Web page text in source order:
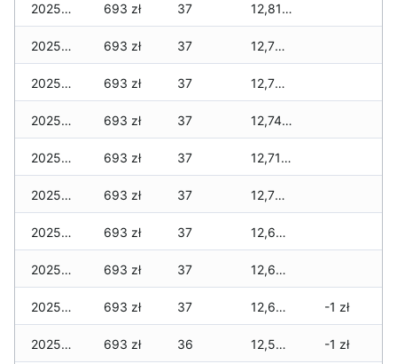
2025-11-29 693 zł 37 12,810 zł
2025-11-28 693 zł 37 12,768 zł
2025-11-27 693 zł 37 12,761 zł
2025-11-26 693 zł 37 12,740 zł
2025-11-25 693 zł 37 12,712 zł
2025-11-24 693 zł 37 12,705 zł
2025-11-23 693 zł 37 12,691 zł
2025-11-22 693 zł 37 12,691 zł
2025-11-21 693 zł 37 12,642 zł -1 zł
2025-11-20 693 zł 36 12,593 zł -1 zł